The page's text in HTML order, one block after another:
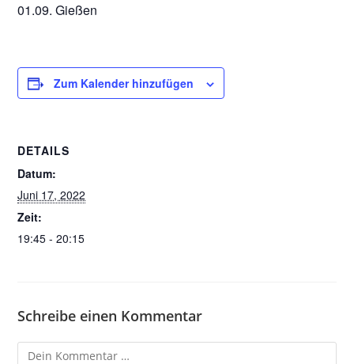
01.09. Gießen
Zum Kalender hinzufügen
DETAILS
Datum:
Juni 17, 2022
Zeit:
19:45 - 20:15
Schreibe einen Kommentar